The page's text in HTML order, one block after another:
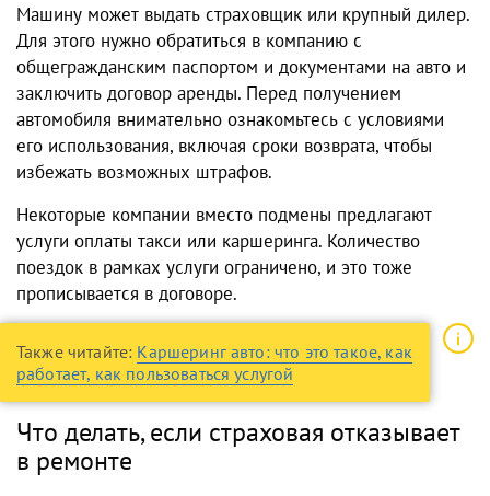
Машину может выдать страховщик или крупный дилер.
Для этого нужно обратиться в компанию с
общегражданским паспортом и документами на авто и
заключить договор аренды. Перед получением
автомобиля внимательно ознакомьтесь с условиями
его использования, включая сроки возврата, чтобы
избежать возможных штрафов.
Некоторые компании вместо подмены предлагают
услуги оплаты такси или каршеринга. Количество
поездок в рамках услуги ограничено, и это тоже
прописывается в договоре.
Также читайте: Каршеринг авто: что это такое, как
работает, как пользоваться услугой
Что делать, если страховая отказывает
в ремонте